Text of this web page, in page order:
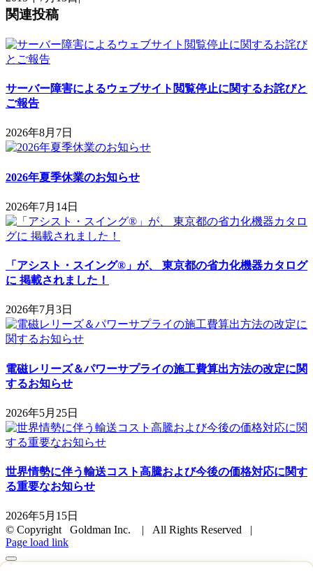
関連投稿
サーバー障害によるウェブサイト閲覧停止に関するお詫びと
ご報告
2026年8月7日
2026年夏季休業のお知らせ
2026年7月14日
「アシスト・スイング®」が、 東京都の省力化機器カタログ
に 掲載されました！
2026年7月3日
電磁レリーズ＆パワーサプライの施工費算出方法の改定に関
するお知らせ
2026年5月25日
世界情勢に伴う輸送コスト高騰および今後の価格対応に関す
る重要なお知らせ
2026年5月15日
© Copyright Goldman Inc. | All Rights Reserved |
Page load link